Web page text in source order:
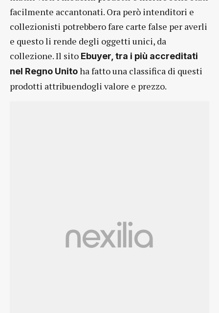
facilmente accantonati. Ora però intenditori e
collezionisti potrebbero fare carte false per averli
e questo li rende degli oggetti unici, da
collezione. Il sito Ebuyer, tra i più accreditati
nel Regno Unitoha fatto una classifica di questi
prodotti attribuendogli valore e prezzo.